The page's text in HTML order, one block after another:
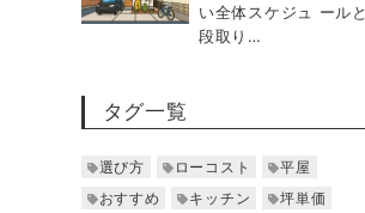
い全体スケジュ ールと
段取り…
タグ一覧
選び方 ローコスト
平屋
おすすめ
キッチン
坪単価